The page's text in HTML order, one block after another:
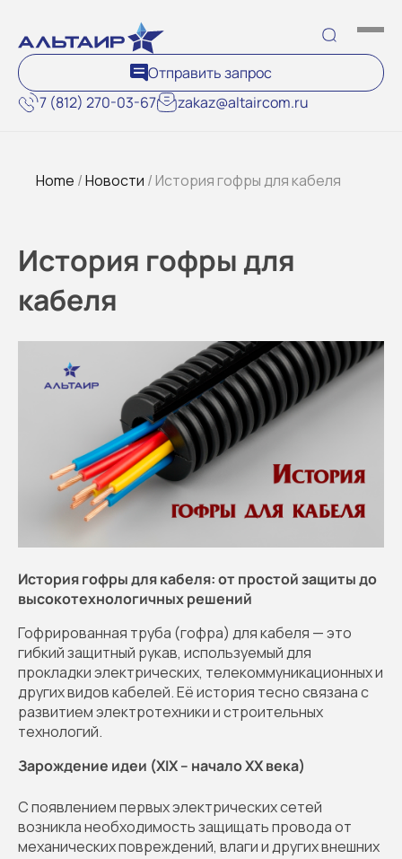
7 (812) 270-03-67 zakaz@altaircom.ru
Отправить запрос
Home /Новости / История гофры для кабеля
История гофры для
кабеля
История гофры для кабеля: от простой защиты до
высокотехнологичных решений
Гофрированная труба (гофра) для кабеля — это
гибкий защитный рукав, используемый для
прокладки электрических, телекоммуникационных и
других видов кабелей. Её история тесно связана с
развитием электротехники и строительных
технологий.
Зарождение идеи (XIX – начало XX века)
С появлением первых электрических сетей
возникла необходимость защищать провода от
механических повреждений, влаги и других внешних